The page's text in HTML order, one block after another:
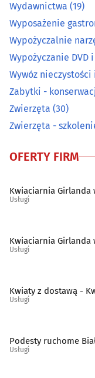
Pralnie(27)
Rzemiosło
Sprzątanie(44)
Sprzęt RTV, AGD -
Surowce wtórne -
Szklarze(13)
Tapicerzy(23)
Telekomunikacja -
Telewizja kablowa,
Wydawnictwa (19)
Wyposażenie
Wypożyczalnie
Wypożyczanie DVD
Wywóz
Zabytki -
Zwierzęta (30)
Zwierzęta -
OFERTY FIRM
Kwiaciarnia Girlanda
Usługi
Kwiaciarnia Girlanda
Usługi
Kwiaty z dostawą -
Usługi
Podesty ruchome
Usługi